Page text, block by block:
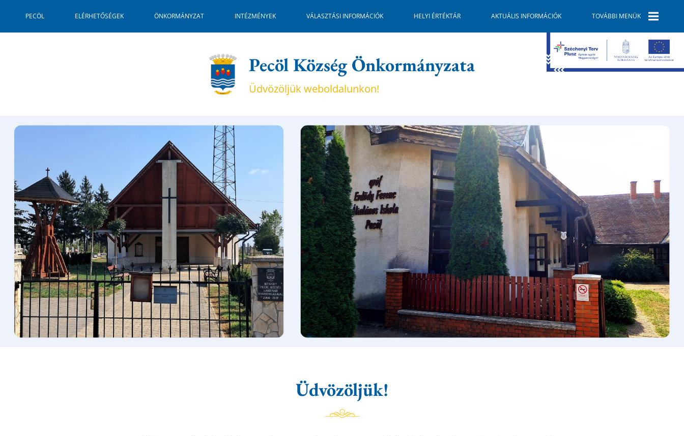
PECÖL ELÉRHETŐSÉGEK ÖNKORMÁNYZAT INTÉZMÉNYEK VÁLASZTÁSI INFORMÁCIÓK HELYI ÉRTÉKTÁR AKTUÁLIS INFORMÁCIÓK TOVÁBBI MENÜK
E-ÜGYINTÉZÉS
GAZDASÁG
TURIZMUS
LETÖLTÉSEK
HASZNOS LINKEK
KÖZÉRDEKŰ
Pecöl Község Önkormányzata
Üdvözöljük weboldalunkon!
Üdvözöljük!